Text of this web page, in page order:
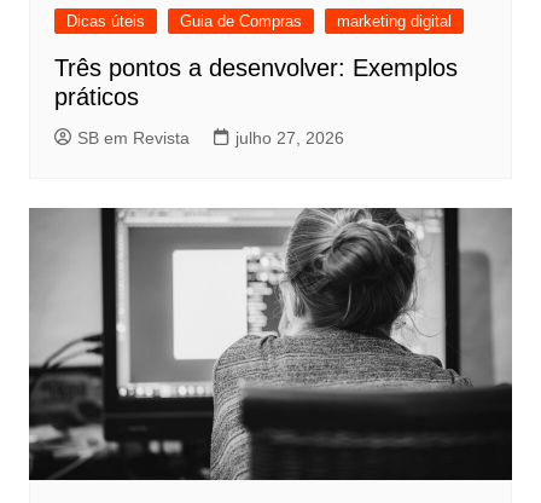
Dicas úteis Guia de Compras marketing digital
Três pontos a desenvolver: Exemplos
práticos
SB em Revista julho 27, 2026